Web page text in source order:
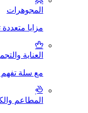
المجوهرات
مزايا
العناية
مع سلة
المطاعم